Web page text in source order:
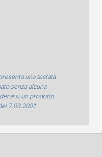
una testata
senza alcuna
un prodotto
7.03.2001